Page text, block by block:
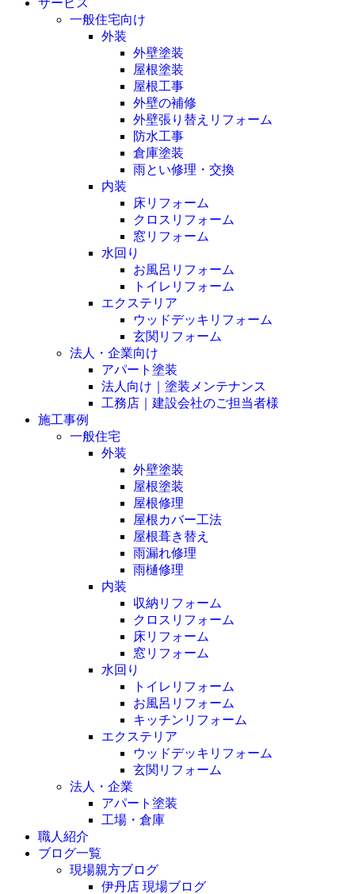
一般住宅向け
外装
外壁塗装
屋根塗装
屋根工事
外壁の補修
外壁張り替えリフォーム
防水工事
倉庫塗装
雨とい修理・交換
内装
床リフォーム
クロスリフォーム
窓リフォーム
水回り
お風呂リフォーム
トイレリフォーム
エクステリア
ウッドデッキリフォーム
玄関リフォーム
法人・企業向け
アパート塗装
法人向け｜塗装メンテナンス
工務店｜建設会社のご担当者様
施工事例
一般住宅
外装
外壁塗装
屋根塗装
屋根修理
屋根カバー工法
屋根葺き替え
雨漏れ修理
雨樋修理
内装
収納リフォーム
クロスリフォーム
床リフォーム
窓リフォーム
水回り
トイレリフォーム
お風呂リフォーム
キッチンリフォーム
エクステリア
ウッドデッキリフォーム
玄関リフォーム
法人・企業
アパート塗装
工場・倉庫
職人紹介
ブログ一覧
現場親方ブログ
伊丹店 現場ブログ